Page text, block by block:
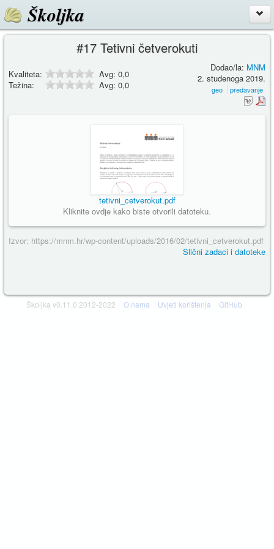
Školjka
#17 Tetivni četverokuti
Kvaliteta: Avg: 0,0
Težina:
Avg: 0,0
Dodao/la: MNM
2. studenoga 2019.
geo predavanje
tetivni_cetverokut.pdf
Kliknite ovdje kako biste otvorili datoteku.
Izvor: https://mnm.hr/wp-content/uploads/2016/02/tetivni_cetverokut.pdf
Slični zadaci i datoteke
Školjka v0.11.0 2012-2022 O nama Uvjeti korištenja GitHub